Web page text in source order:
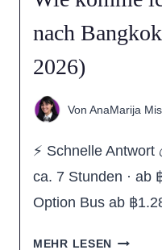
nach
2026)
Von AnaMarija
⚡ Schnelle
ca. 7 Stunden · ab
Option Bus ab ฿
MEHR LESEN WIE